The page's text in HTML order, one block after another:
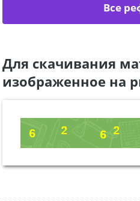
Все
Для скачивания
изображенное на